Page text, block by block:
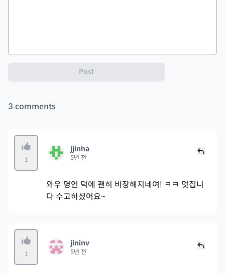
Post
3 comments
1
jjinha
5년 전
와우 명언 덕에 괜히 비장해지네여! ㅋㅋ 멋집니
다 수고하셨어요~
1
jininv
5년 전